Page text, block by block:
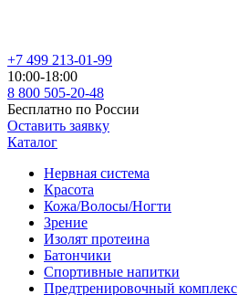
+7 499 213-01-99
10:00-18:00
8 800 505-20-48
Бесплатно по России
Оставить заявку
Каталог
Нервная система
Красота
Кожа/Волосы/Ногти
Зрение
Изолят протеина
Батончики
Спортивные напитки
Предтренировочный комплекс